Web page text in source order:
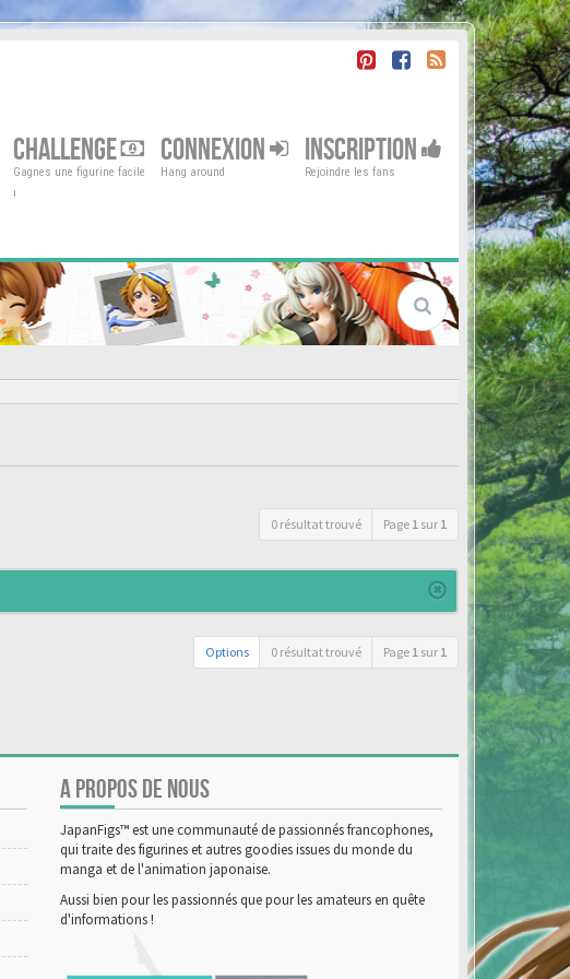
CHALLENGE
Gagnes une figurine facile
!
CONNEXION
Hang around
INSCRIPTION
Rejoindre les fans
0 résultat trouvé Page 1 sur 1
Options 0 résultat trouvé Page 1 sur 1
A PROPOS DE NOUS
JapanFigs™ est une communauté de passionnés francophones,
qui traite des figurines et autres goodies issues du monde du
manga et de l'animation japonaise.
Aussi bien pour les passionnés que pour les amateurs en quête
d'informations !